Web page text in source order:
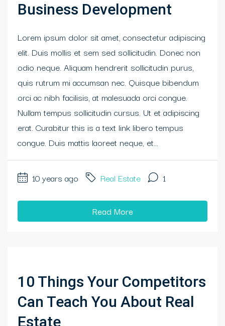
Business Development
Lorem ipsum dolor sit amet, consectetur adipiscing
elit. Duis mollis et sem sed sollicitudin. Donec non
odio neque. Aliquam hendrerit sollicitudin purus,
quis rutrum mi accumsan nec. Quisque bibendum
orci ac nibh facilisis, at malesuada orci congue.
Nullam tempus sollicitudin cursus. Ut et adipiscing
erat. Curabitur this is a text link libero tempus
congue. Duis mattis laoreet neque, et...
10 years ago Real Estate 1
Read More
10 Things Your Competitors
Can Teach You About Real
Estate